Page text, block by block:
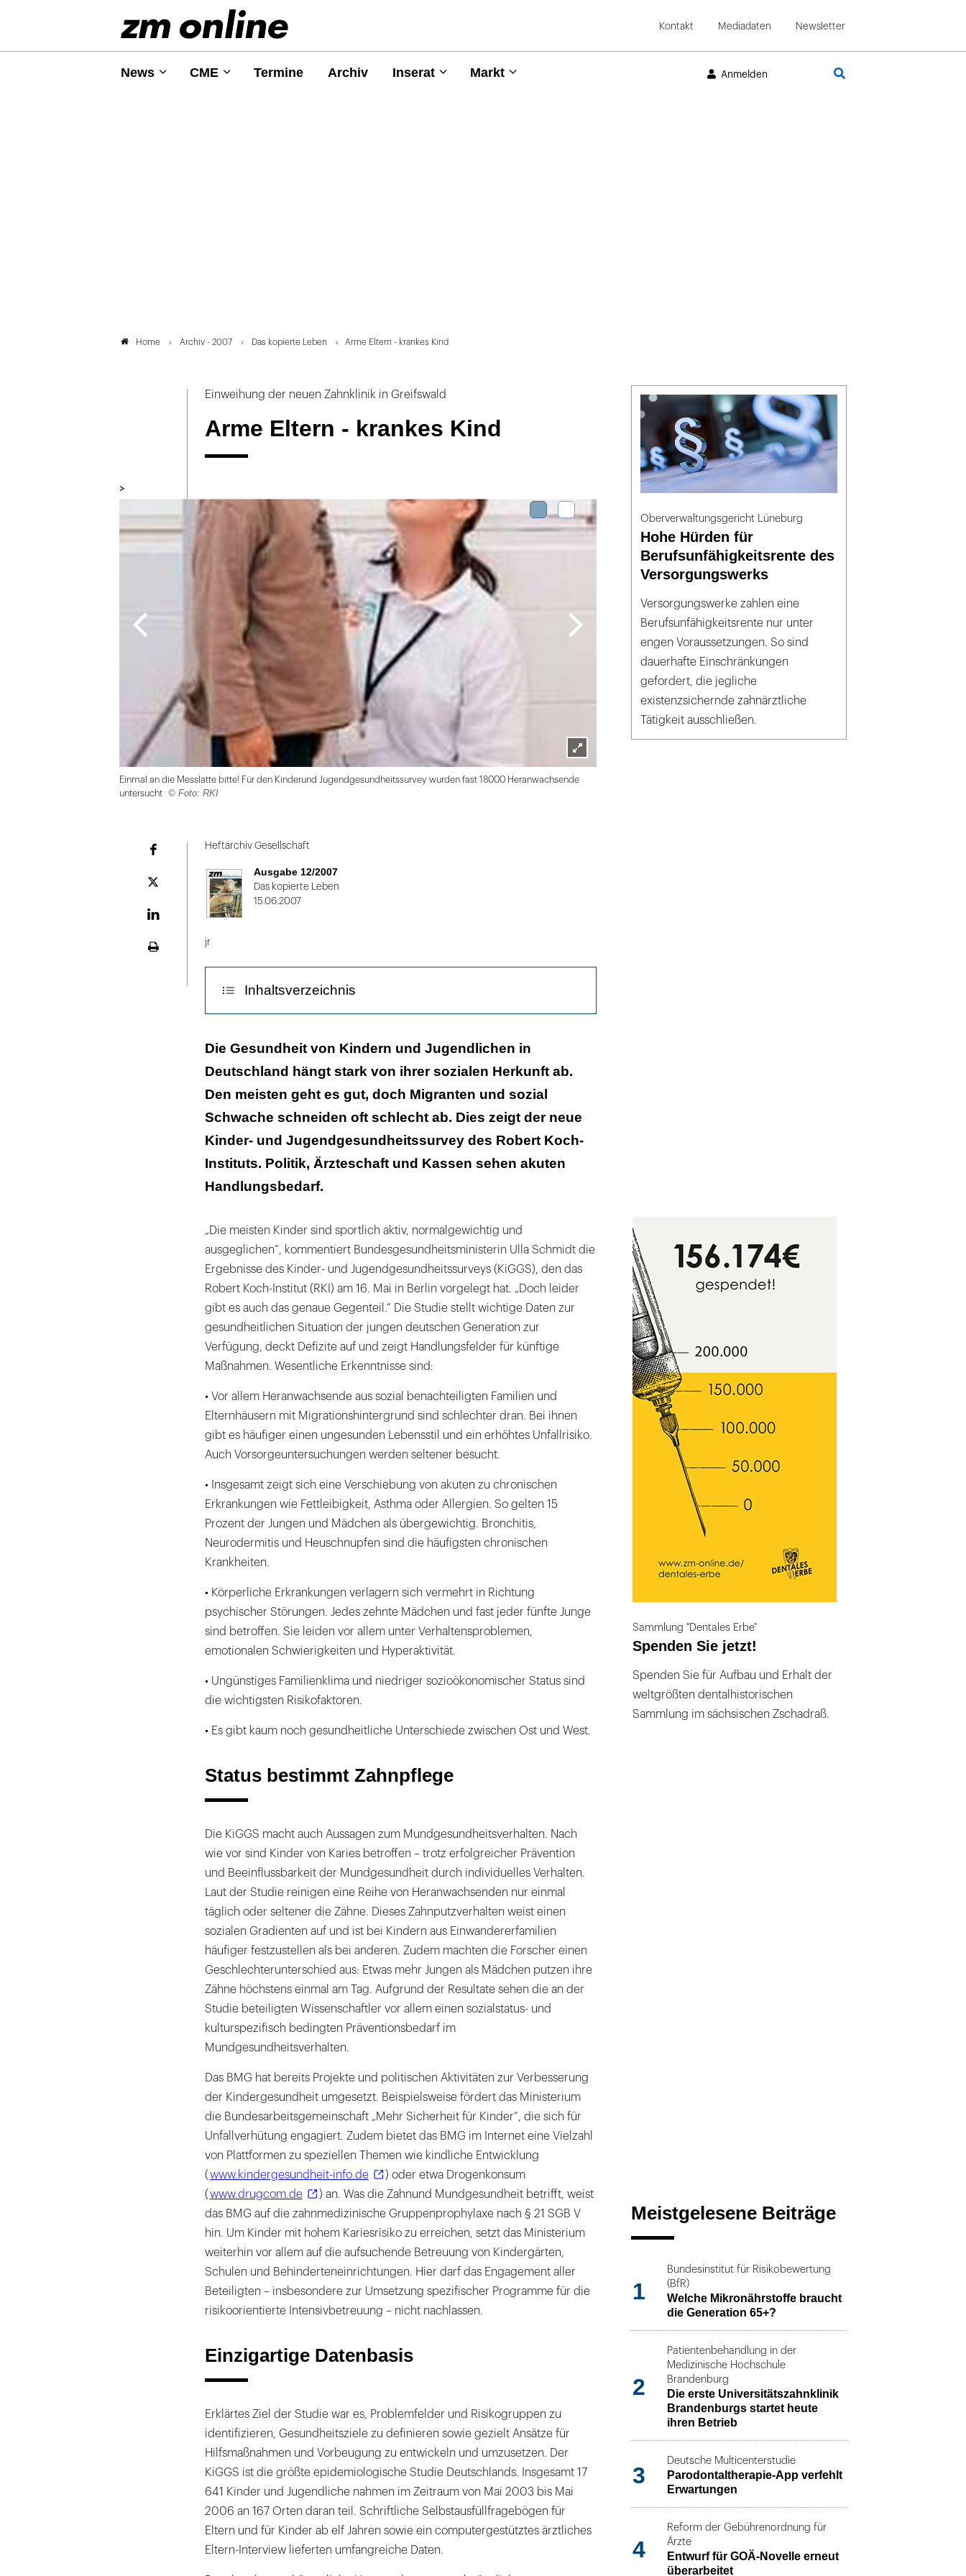
Kontakt Mediadaten Newsletter
News CME Termine Archiv Inserat Markt Anmelden
Home Archiv - 2007 Das kopierte Leben Arme Eltern - krankes Kind
Einweihung der neuen Zahnklinik in Greifswald
Arme Eltern - krankes Kind
>
Lightbox
öffnen
Einmal an die Messlatte bitte! Für den Kinderund Jugendgesundheitssurvey wurden fast 18000 Heranwachsende
untersucht
© Foto: RKI
Plattform
Heftarchiv Gesellschaft
Ausgabe 12/2007
Das kopierte Leben
15.06.2007
jr
Inhaltsverzeichnis
Status bestimmt Zahnpflege
Einzigartige Datenbasis
Ärztetag nahm Thema auf
Die Gesundheit von Kindern und Jugendlichen in
Deutschland hängt stark von ihrer sozialen Herkunft ab.
Den meisten geht es gut, doch Migranten und sozial
Schwache schneiden oft schlecht ab. Dies zeigt der neue
Kinder- und Jugendgesundheitssurvey des Robert Koch-
Instituts. Politik, Ärzteschaft und Kassen sehen akuten
Handlungsbedarf.
„Die meisten Kinder sind sportlich aktiv, normalgewichtig und
ausgeglichen“, kommentiert Bundesgesundheitsministerin Ulla Schmidt die
Ergebnisse des Kinder- und Jugendgesundheitssurveys (KiGGS), den das
Robert Koch-Institut (RKI) am 16. Mai in Berlin vorgelegt hat. „Doch leider
gibt es auch das genaue Gegenteil.“ Die Studie stellt wichtige Daten zur
gesundheitlichen Situation der jungen deutschen Generation zur
Verfügung, deckt Defizite auf und zeigt Handlungsfelder für künftige
Maßnahmen. Wesentliche Erkenntnisse sind:
• Vor allem Heranwachsende aus sozial benachteiligten Familien und
Elternhäusern mit Migrationshintergrund sind schlechter dran. Bei ihnen
gibt es häufiger einen ungesunden Lebensstil und ein erhöhtes Unfallrisiko.
Auch Vorsorgeuntersuchungen werden seltener besucht.
• Insgesamt zeigt sich eine Verschiebung von akuten zu chronischen
Erkrankungen wie Fettleibigkeit, Asthma oder Allergien. So gelten 15
Prozent der Jungen und Mädchen als übergewichtig. Bronchitis,
Neurodermitis und Heuschnupfen sind die häufigsten chronischen
Krankheiten.
• Körperliche Erkrankungen verlagern sich vermehrt in Richtung
psychischer Störungen. Jedes zehnte Mädchen und fast jeder fünfte Junge
sind betroffen. Sie leiden vor allem unter Verhaltensproblemen,
emotionalen Schwierigkeiten und Hyperaktivität.
• Ungünstiges Familienklima und niedriger sozioökonomischer Status sind
die wichtigsten Risikofaktoren.
• Es gibt kaum noch gesundheitliche Unterschiede zwischen Ost und West.
Status bestimmt Zahnpflege
Die KiGGS macht auch Aussagen zum Mundgesundheitsverhalten. Nach
wie vor sind Kinder von Karies betroffen – trotz erfolgreicher Prävention
und Beeinflussbarkeit der Mundgesundheit durch individuelles Verhalten.
Laut der Studie reinigen eine Reihe von Heranwachsenden nur einmal
täglich oder seltener die Zähne. Dieses Zahnputzverhalten weist einen
sozialen Gradienten auf und ist bei Kindern aus Einwandererfamilien
häufiger festzustellen als bei anderen. Zudem machten die Forscher einen
Geschlechterunterschied aus: Etwas mehr Jungen als Mädchen putzen ihre
Zähne höchstens einmal am Tag. Aufgrund der Resultate sehen die an der
Studie beteiligten Wissenschaftler vor allem einen sozialstatus- und
kulturspezifisch bedingten Präventionsbedarf im
Mundgesundheitsverhalten.
Das BMG hat bereits Projekte und politischen Aktivitäten zur Verbesserung
der Kindergesundheit umgesetzt. Beispielsweise fördert das Ministerium
die Bundesarbeitsgemeinschaft „Mehr Sicherheit für Kinder“, die sich für
Unfallverhütung engagiert. Zudem bietet das BMG im Internet eine Vielzahl
von Plattformen zu speziellen Themen wie kindliche Entwicklung
(www.kindergesundheit-info.de
) oder etwa Drogenkonsum
(www.drugcom.de
) an. Was die Zahnund Mundgesundheit betrifft, weist
das BMG auf die zahnmedizinische Gruppenprophylaxe nach § 21 SGB V
hin. Um Kinder mit hohem Kariesrisiko zu erreichen, setzt das Ministerium
weiterhin vor allem auf die aufsuchende Betreuung von Kindergärten,
Schulen und Behinderteneinrichtungen. Hier darf das Engagement aller
Beteiligten – insbesondere zur Umsetzung spezifischer Programme für die
risikoorientierte Intensivbetreuung – nicht nachlassen.
Einzigartige Datenbasis
Erklärtes Ziel der Studie war es, Problemfelder und Risikogruppen zu
identifizieren, Gesundheitsziele zu definieren sowie gezielt Ansätze für
Hilfsmaßnahmen und Vorbeugung zu entwickeln und umzusetzen. Der
KiGGS ist die größte epidemiologische Studie Deutschlands. Insgesamt 17
641 Kinder und Jugendliche nahmen im Zeitraum von Mai 2003 bis Mai
2006 an 167 Orten daran teil. Schriftliche Selbstausfüllfragebögen für
Eltern und für Kinder ab elf Jahren sowie ein computergestütztes ärztliches
Eltern-Interview lieferten umfangreiche Daten.
Oberverwaltungsgericht Lüneburg
Hohe Hürden für
Berufsunfähigkeitsrente des
Versorgungswerks
Versorgungswerke zahlen eine
Berufsunfähigkeitsrente nur unter
engen Voraussetzungen. So sind
dauerhafte Einschränkungen
gefordert, die jegliche
existenzsichernde zahnärztliche
Tätigkeit ausschließen.
Sammlung "Dentales Erbe"
Spenden Sie jetzt!
Spenden Sie für Aufbau und Erhalt der
weltgrößten dentalhistorischen
Sammlung im sächsischen Zschadraß.
Meistgelesene Beiträge
1
Bundesinstitut für Risikobewertung
(BfR)
Welche Mikronährstoffe braucht
die Generation 65+?
2
Patientenbehandlung in der
Medizinische Hochschule
Brandenburg
Die erste Universitätszahnklinik
Brandenburgs startet heute
ihren Betrieb
3
Deutsche Multicenterstudie
Parodontaltherapie-App verfehlt
Erwartungen
4
Reform der Gebührenordnung für
Ärzte
Entwurf für GOÄ-Novelle erneut
überarbeitet